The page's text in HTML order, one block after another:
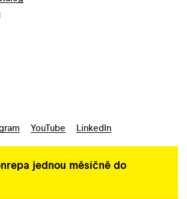
YouTube LinkedIn
jednou měsíčně do